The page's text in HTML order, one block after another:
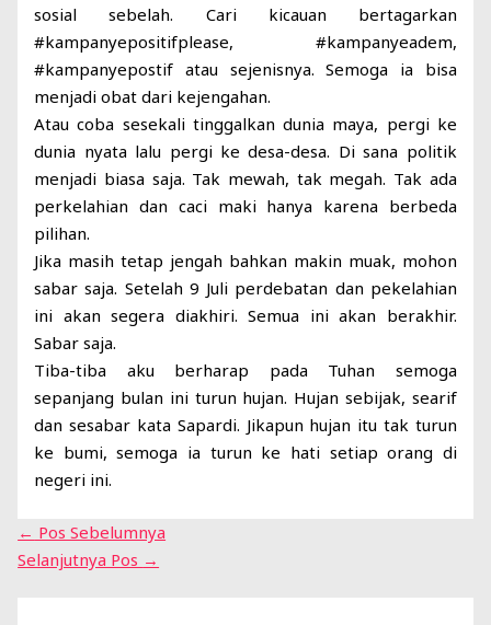
sosial sebelah. Cari kicauan bertagarkan
#kampanyepositifplease, #kampanyeadem,
#kampanyepostif atau sejenisnya. Semoga ia bisa
menjadi obat dari kejengahan.
Atau coba sesekali tinggalkan dunia maya, pergi ke
dunia nyata lalu pergi ke desa-desa. Di sana politik
menjadi biasa saja. Tak mewah, tak megah. Tak ada
perkelahian dan caci maki hanya karena berbeda
pilihan.
Jika masih tetap jengah bahkan makin muak, mohon
sabar saja. Setelah 9 Juli perdebatan dan pekelahian
ini akan segera diakhiri. Semua ini akan berakhir.
Sabar saja.
Tiba-tiba aku berharap pada Tuhan semoga
sepanjang bulan ini turun hujan. Hujan sebijak, searif
dan sesabar kata Sapardi. Jikapun hujan itu tak turun
ke bumi, semoga ia turun ke hati setiap orang di
negeri ini.
← Pos Sebelumnya
Selanjutnya Pos →